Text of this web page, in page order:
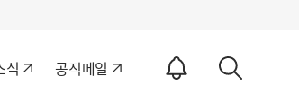
식 공직메일
알